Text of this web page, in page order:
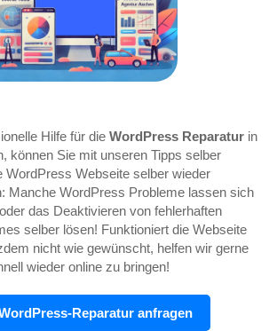
Hilfe für die WordPress Reparatur in
können Sie mit unseren Tipps selber
WordPress Webseite selber wieder
Manche WordPress Probleme lassen sich
das Deaktivieren von fehlerhaften
selber lösen! Funktioniert die Webseite
nicht wie gewünscht, helfen wir gerne
wieder online zu bringen!
Reparatur anfragen